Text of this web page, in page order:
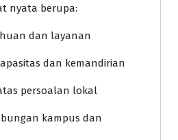
nyata berupa:
dan layanan
dan kemandirian
persoalan lokal
kampus dan